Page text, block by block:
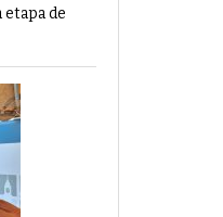
etapa de